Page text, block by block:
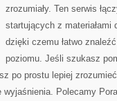
zrozumiały. Ten serwis
startujących z materiałami
dzięki czemu łatwo
poziomu. Jeśli szukasz
po prostu lepiej
Polecamy